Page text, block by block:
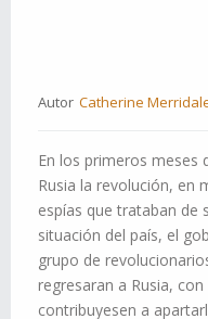
Autor Catherine
En los primeros meses
Rusia la revolución, en
espías que trataban de
situación del país, el
grupo de
regresaran a Rusia,
contribuyesen a